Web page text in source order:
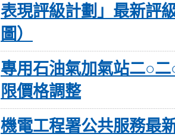
表現評級計劃」最新評
圖）
專用石油氣加氣站二○
限價格調整
機電工程署公共服務最